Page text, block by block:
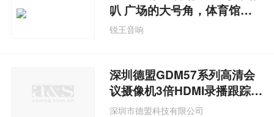
叭 广场的大号角，体育馆号
角
锐王音响
深圳德盟GDM57系列高清会
议摄像机3倍HDMI录播跟踪摄
像机
深圳市德盟科技有限公司